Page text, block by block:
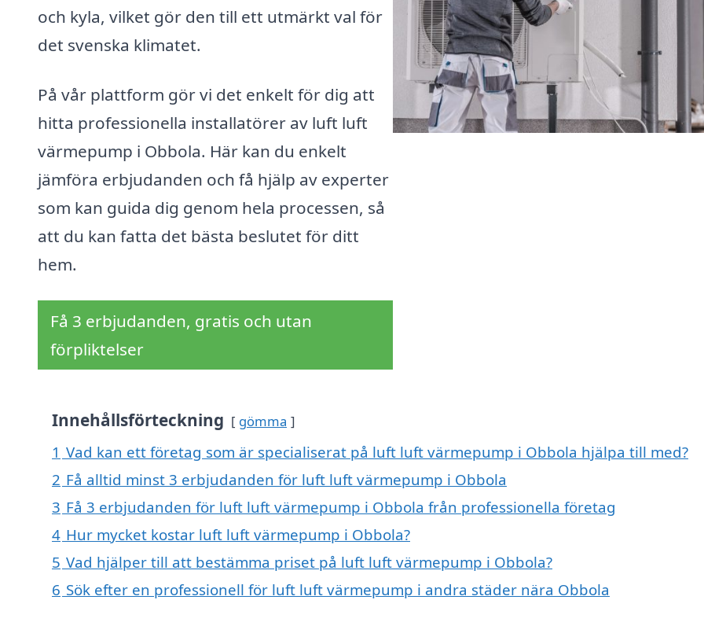
och kyla, vilket gör den till ett utmärkt val för
det svenska klimatet.
På vår plattform gör vi det enkelt för dig att
hitta professionella installatörer av luft luft
värmepump i Obbola. Här kan du enkelt
jämföra erbjudanden och få hjälp av experter
som kan guida dig genom hela processen, så
att du kan fatta det bästa beslutet för ditt
hem.
Få 3 erbjudanden, gratis och utan
förpliktelser
Innehållsförteckning gömma
1 Vad kan ett företag som är specialiserat på luft luft värmepump i Obbola hjälpa till med?
2 Få alltid minst 3 erbjudanden för luft luft värmepump i Obbola
3 Få 3 erbjudanden för luft luft värmepump i Obbola från professionella företag
4 Hur mycket kostar luft luft värmepump i Obbola?
5 Vad hjälper till att bestämma priset på luft luft värmepump i Obbola?
6 Sök efter en professionell för luft luft värmepump i andra städer nära Obbola